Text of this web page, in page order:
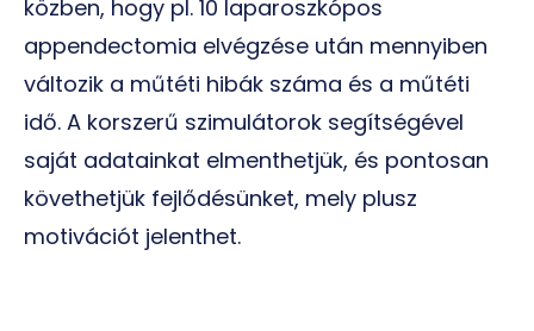
közben, hogy pl. 10 laparoszkópos
appendectomia elvégzése után mennyiben
változik a műtéti hibák száma és a műtéti
idő. A korszerű szimulátorok segítségével
saját adatainkat elmenthetjük, és pontosan
követhetjük fejlődésünket, mely plusz
motivációt jelenthet.